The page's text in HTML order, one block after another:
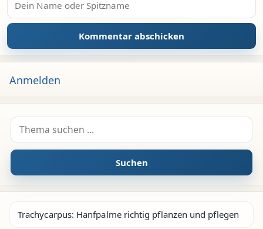
Anmelden
Suche nach:
Suchen
Trachycarpus: Hanfpalme richtig pflanzen und pflegen